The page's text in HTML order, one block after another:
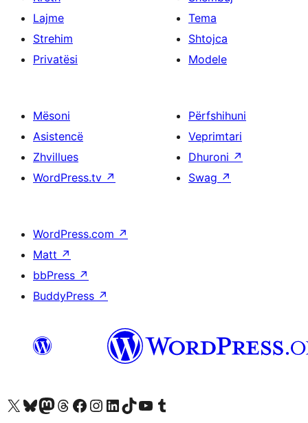
Lajme
Strehim
Privatësi
Tema
Shtojca
Modele
Mësoni
Asistencë
Zhvillues
WordPress.tv ↗
Përfshihuni
Veprimtari
Dhuroni ↗
Swag ↗
WordPress.com ↗
Matt ↗
bbPress ↗
BuddyPress ↗
Vizitoni llogarinë tonë X (ish Twitter)
Vizitoni llogarinë tonë Bluesky
Vizitoni llogarinë tonë Mastodon
Vizitoni llogarinë tonë Threads
Vizitoni faqen tonë në Facebook
Vizitoni llogarinë tonë Instagram
Vizitoni llogarinë tonë LinkedIn
Vizitoni llogarinë tonë TikTok
Vizitoni kanalin tonë YouTube
Vizitoni llogarinë tonë Tumblr